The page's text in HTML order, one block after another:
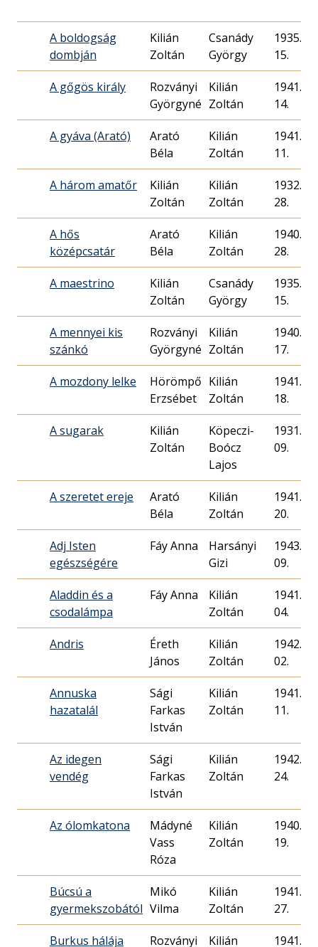
A boldogság
dombján
Kilián
Zoltán
Csanády
György
1935.
15.
A gőgös király
Rozványi
Györgyné
Kilián
Zoltán
1941.
14.
A gyáva (Arató)
Arató
Béla
Kilián
Zoltán
1941.
11.
A három amatőr
Kilián
Zoltán
Kilián
Zoltán
1932.
28.
A hős
középcsatár
Arató
Béla
Kilián
Zoltán
1940.
28.
A maestrino
Kilián
Zoltán
Csanády
György
1935.
15.
A mennyei kis
szánkó
Rozványi
Györgyné
Kilián
Zoltán
1940.
17.
A mozdony lelke
Hörömpő
Erzsébet
Kilián
Zoltán
1941.
18.
A sugarak
Kilián
Zoltán
Köpeczi-
Boócz
Lajos
1931.
09.
A szeretet ereje
Arató
Béla
Kilián
Zoltán
1941.
20.
Adj Isten
egészségére
Fáy Anna
Harsányi
Gizi
1943.
09.
Aladdin és a
csodalámpa
Fáy Anna
Kilián
Zoltán
1941.
04.
Andris
Éreth
János
Kilián
Zoltán
1942.
02.
Annuska
hazatalál
Sági
Farkas
István
Kilián
Zoltán
1941.
11.
Az idegen
vendég
Sági
Farkas
István
Kilián
Zoltán
1942.
24.
Az ólomkatona
Mádyné
Vass
Róza
Kilián
Zoltán
1940.
19.
Búcsú a
gyermekszobától
Mikó
Vilma
Kilián
Zoltán
1941.
27.
Burkus hálája Rozványi Kilián 1941.